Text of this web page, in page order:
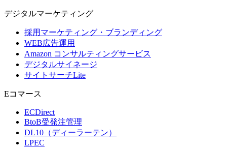
デジタルマーケティング
採用マーケティング・ブランディング
WEB広告運用
Amazon コンサルティングサービス
デジタルサイネージ
サイトサーチLite
Eコマース
ECDirect
BtoB受発注管理
DL10（ディーラーテン）
LPEC